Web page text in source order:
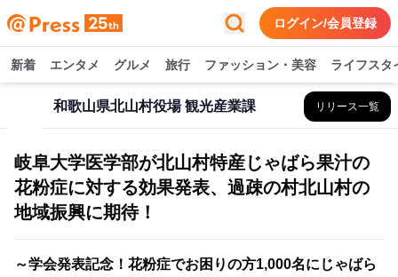
ログイン/会員登録
新着 エンタメ グルメ 旅行 ファッション・美容 ライフスタ
和歌山県北山村役場 観光産業課 リリース一覧
岐阜大学医学部が北山村特産じゃばら果汁の
花粉症に対する効果発表、過疎の村北山村の
地域振興に期待！
～学会発表記念！花粉症でお困りの方1,000名にじゃばら